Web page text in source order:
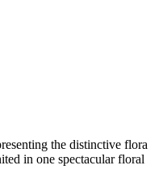
the distinctive flora
in one spectacular floral